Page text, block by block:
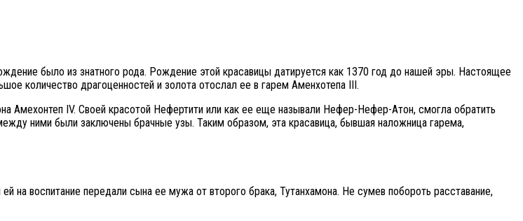
было из знатного рода. Рождение этой красавицы датируется как 1370 год до нашей эры. Настоящее
количество драгоценностей и золота отослал ее в гарем Аменхотепа III.
Амехонтеп IV. Своей красотой Нефертити или как ее еще называли Нефер-Нефер-Атон, смогла обратить
ними были заключены брачные узы. Таким образом, эта красавица, бывшая наложница гарема,
на воспитание передали сына ее мужа от второго брака, Тутанхамона. Не сумев побороть расставание,